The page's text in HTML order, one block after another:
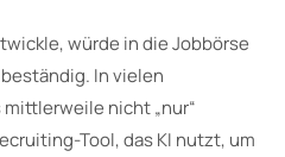
würde in die Jobbörse
In vielen
nicht „nur“
Tool, das KI nutzt, um